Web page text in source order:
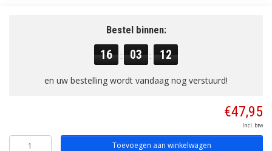
Bestel binnen:
16 : 03 : 11
en uw bestelling wordt vandaag nog verstuurd!
€47,95
Incl. btw
Toevoegen aan winkelwagen